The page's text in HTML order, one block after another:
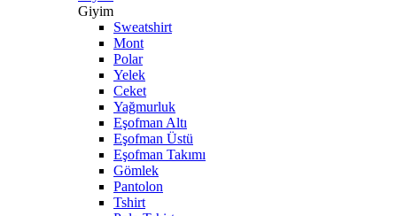
Giyim
Sweatshirt
Mont
Polar
Yelek
Ceket
Yağmurluk
Eşofman Altı
Eşofman Üstü
Eşofman Takımı
Gömlek
Pantolon
Tshirt